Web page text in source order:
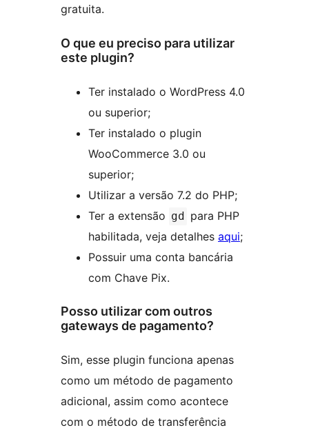
gratuita.
O que eu preciso para utilizar
este plugin?
Ter instalado o WordPress 4.0
ou superior;
Ter instalado o plugin
WooCommerce 3.0 ou
superior;
Utilizar a versão 7.2 do PHP;
Ter a extensão gd para PHP
habilitada, veja detalhes aqui;
Possuir uma conta bancária
com Chave Pix.
Posso utilizar com outros
gateways de pagamento?
Sim, esse plugin funciona apenas
como um método de pagamento
adicional, assim como acontece
com o método de transferência